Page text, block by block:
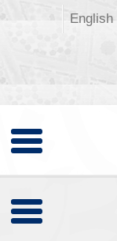
English